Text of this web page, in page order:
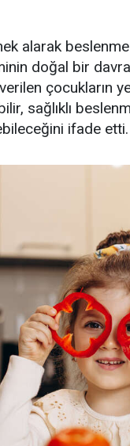
alarak
doğal bir
çocukların
sağlıklı
ifade etti.